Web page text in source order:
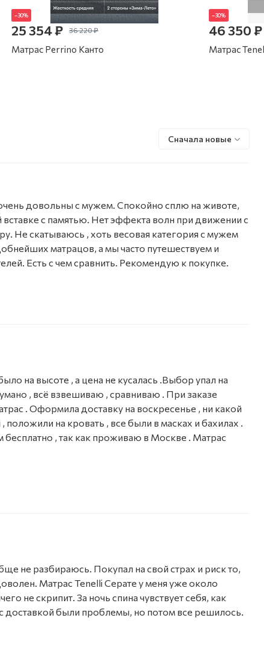
–30%
25 354 ₽ 36 220 ₽
Матрас Perrino Канто
–30%
46 350 ₽
Матрас
Сначала новые
довольны с мужем. Спокойно сплю на животе,
с памятью. Нет эффекта волн при движении с
Не скатываюсь , хоть весовая категория с мужем
матрацов, а мы часто путешествуем и
Есть с чем сравнить. Рекомендую к покупке.
на высоте , а цена не кусалась .Выбор упал на
, всё взвешиваю , сравниваю . При заказе
. Оформила доставку на воскресенье , ни какой
на кровать , все были в масках и бахилах .
, так как проживаю в Москве . Матрас
не разбираюсь. Покупал на свой страх и риск то,
Матрас Tenelli Серате у меня уже около
не скрипит. За ночь спина чувствует себя, как
были проблемы, но потом все решилось.